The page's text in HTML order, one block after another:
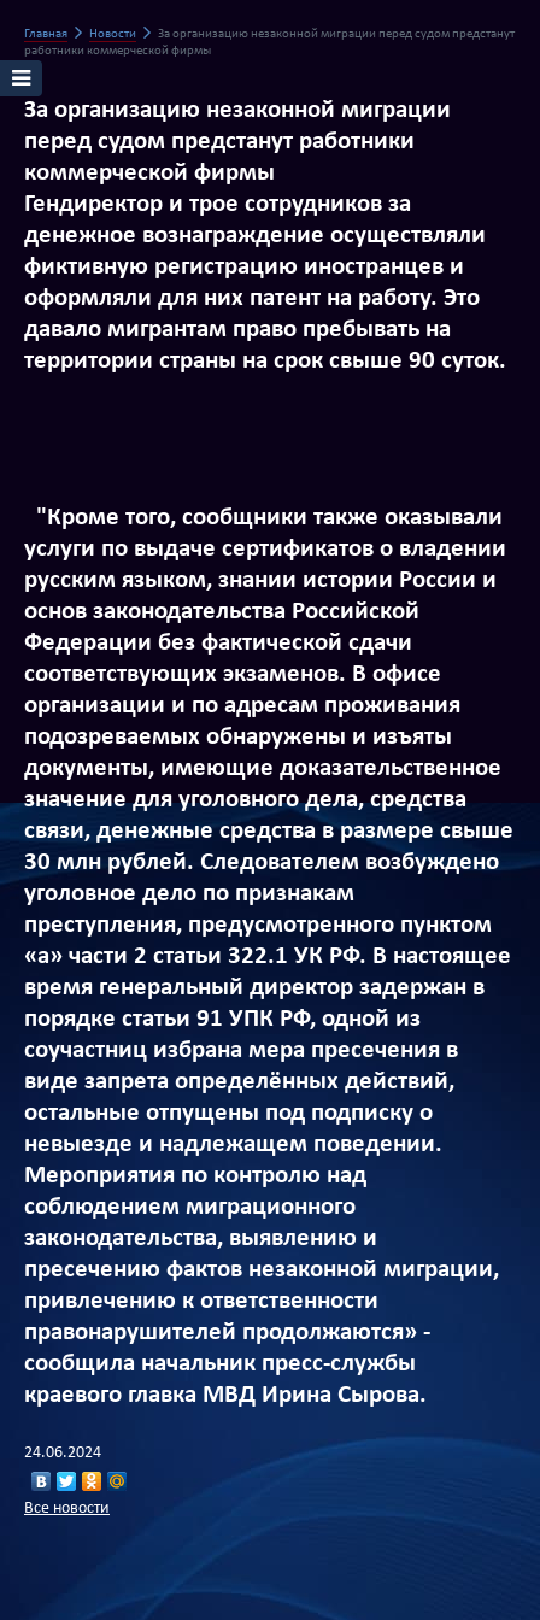
Главная Новости
За организацию незаконной миграции перед судом предстанут
работники коммерческой фирмы
За организацию незаконной миграции
перед судом предстанут работники
коммерческой фирмы
Гендиректор и трое сотрудников за
денежное вознаграждение осуществляли
фиктивную регистрацию иностранцев и
оформляли для них патент на работу. Это
давало мигрантам право пребывать на
территории страны на срок свыше 90 суток.
"Кроме того, сообщники также оказывали
услуги по выдаче сертификатов о владении
русским языком, знании истории России и
основ законодательства Российской
Федерации без фактической сдачи
соответствующих экзаменов. В офисе
организации и по адресам проживания
подозреваемых обнаружены и изъяты
документы, имеющие доказательственное
значение для уголовного дела, средства
связи, денежные средства в размере свыше
30 млн рублей. Следователем возбуждено
уголовное дело по признакам
преступления, предусмотренного пунктом
«а» части 2 статьи 322.1 УК РФ. В настоящее
время генеральный директор задержан в
порядке статьи 91 УПК РФ, одной из
соучастниц избрана мера пресечения в
виде запрета определённых действий,
остальные отпущены под подписку о
невыезде и надлежащем поведении.
Мероприятия по контролю над
соблюдением миграционного
законодательства, выявлению и
пресечению фактов незаконной миграции,
привлечению к ответственности
правонарушителей продолжаются» -
сообщила начальник пресс-службы
краевого главка МВД Ирина Сырова.
24.06.2024
Все новости